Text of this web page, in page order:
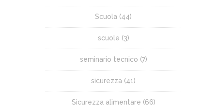
Scuola (44)
scuole (3)
seminario tecnico (7)
sicurezza (41)
Sicurezza alimentare (66)